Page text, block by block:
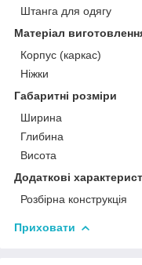
Штанга для одягу
Матеріал
Корпус (каркас)
Ніжки
Габаритні розміри
Ширина
Глибина
Висота
Додаткові
Розбірна конструкція
Приховати